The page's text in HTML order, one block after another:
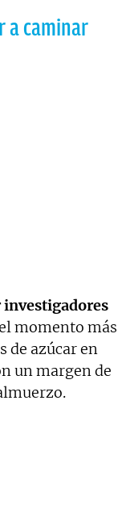
a caminar
momento más
de azúcar en
un margen de